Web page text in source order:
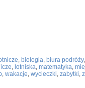
, biologia, biura podróży
, lotniska, matematyka,
, wakacje, wycieczki, zabytki,